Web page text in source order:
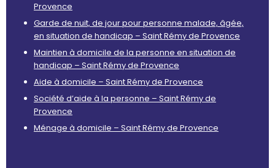
Provence
Garde de nuit, de jour pour personne malade, âgée,
en situation de handicap – Saint Rémy de Provence
Maintien à domicile de la personne en situation de
handicap – Saint Rémy de Provence
Aide à domicile – Saint Rémy de Provence
Société d’aide à la personne – Saint Rémy de
Provence
Ménage à domicile – Saint Rémy de Provence